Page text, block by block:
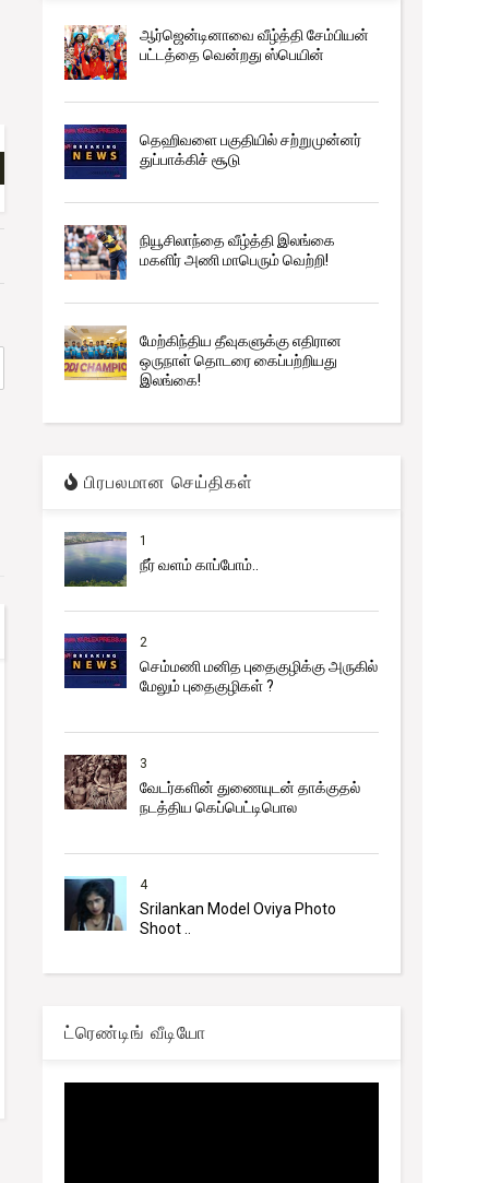
Trending
நிர்ணயிக்கப்பட்ட திகதிகளில் பரீட்சைகள்
ஆர்ஜென்டினாவை வீழ்த்தி சேம்பியன்
பட்டத்தை வென்றது ஸ்பெயின்
தெஹிவளை பகுதியில் சற்றுமுன்னர்
துப்பாக்கிச் சூடு
நியூசிலாந்தை வீழ்த்தி இலங்கை
மகளிர் அணி மாபெரும் வெற்றி!
மேற்கிந்திய தீவுகளுக்கு எதிரான
ஒருநாள் தொடரை கைப்பற்றியது
இலங்கை!
பிரபலமான செய்திகள்
1
நீர் வளம் காப்போம்..
2
செம்மணி மனித புதைகுழிக்கு அருகில்
மேலும் புதைகுழிகள் ?
3
வேடர்களின் துணையுடன் தாக்குதல்
நடத்திய கெப்பெட்டிபொல
4
Srilankan Model Oviya Photo
Shoot ..
ட்ரெண்டிங் வீடியோ